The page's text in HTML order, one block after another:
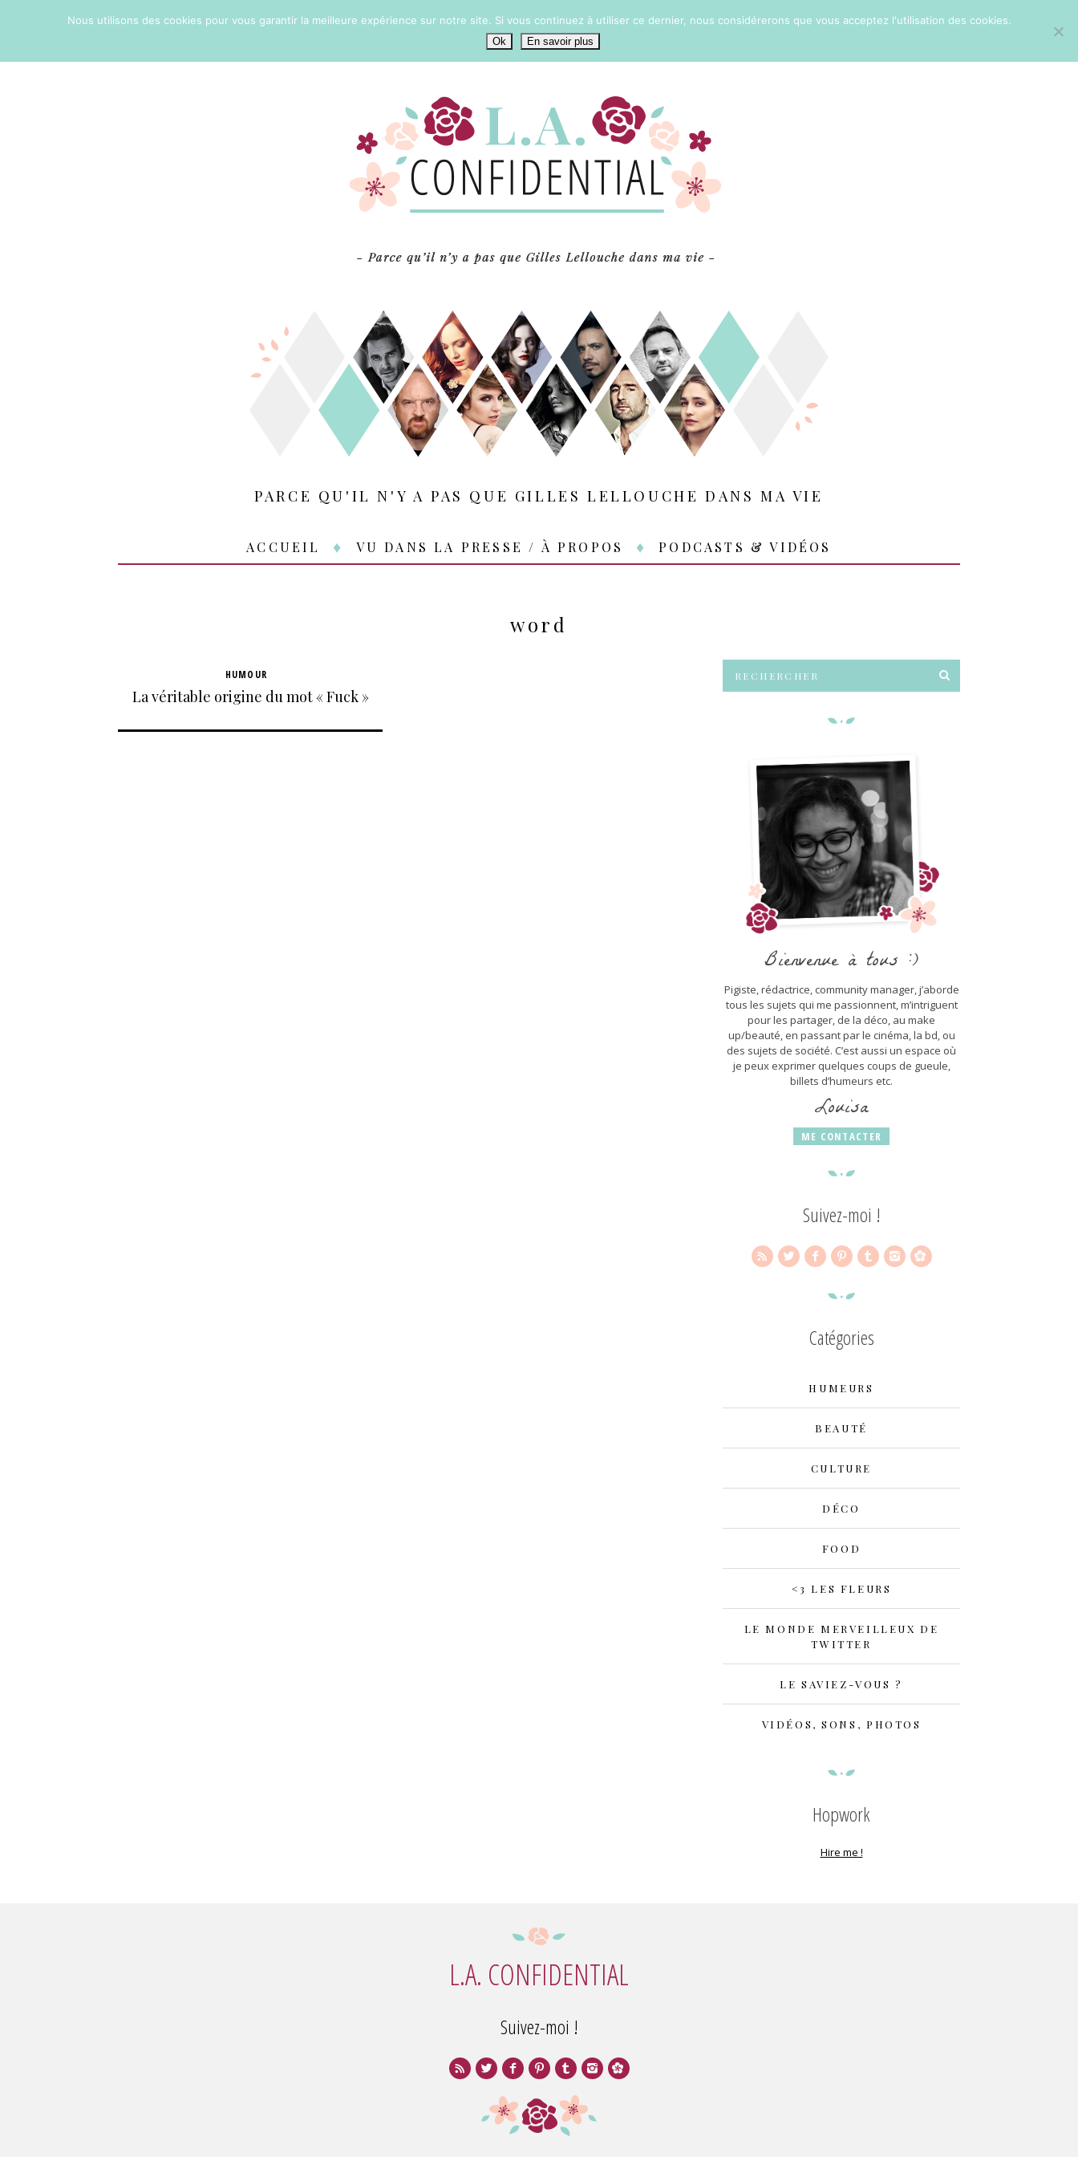
PARCE QU'IL N'Y A PAS QUE GILLES LELLOUCHE DANS MA VIE
ACCUEIL VU DANS LA PRESSE / À PROPOS PODCASTS & VIDÉOS
word
HUMOUR
La véritable origine du mot « Fuck »
Bienvenue à tous :)
Pigiste, rédactrice, community manager, j’aborde
tous les sujets qui me passionnent, m’intriguent
pour les partager, de la déco, au make
up/beauté, en passant par le cinéma, la bd, ou
des sujets de société. C’est aussi un espace où
je peux exprimer quelques coups de gueule,
billets d’humeurs etc.
Louisa
ME CONTACTER
Suivez-moi !
Catégories
HUMEURS
BEAUTÉ
CULTURE
DÉCO
FOOD
<3 LES FLEURS
LE MONDE MERVEILLEUX DE
TWITTER
LE SAVIEZ-VOUS ?
VIDÉOS, SONS, PHOTOS
Hopwork
Hire me !
L.A. CONFIDENTIAL
Suivez-moi !
Nous utilisons des cookies pour vous garantir la meilleure expérience sur notre site. Si vous continuez à utiliser ce dernier, nous considérerons que vous acceptez l'utilisation des cookies.
Ok En savoir plus